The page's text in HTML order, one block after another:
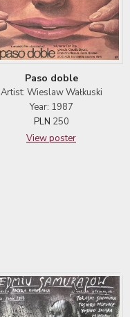
Paso doble
Artist: Wieslaw Wałkuski
Year: 1987
PLN 250
View poster